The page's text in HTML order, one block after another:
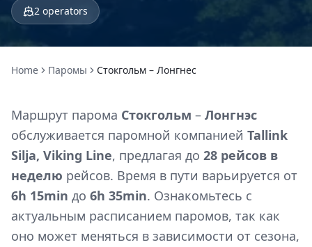
2 operators
Home Паромы Стокгольм – Лонгнес
Маршрут парома Стокгольм – Лонгнэс
обслуживается паромной компанией Tallink
Silja, Viking Line, предлагая до 28 рейсов в
неделю рейсов. Время в пути варьируется от
6h 15min до 6h 35min. Ознакомьтесь с
актуальным расписанием паромов, так как
оно может меняться в зависимости от сезона,